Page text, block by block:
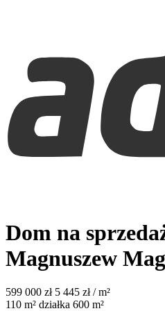
Dom na
Magnuszew
599 000 zł 5 445 zł / m²
110 m² działka 600 m²